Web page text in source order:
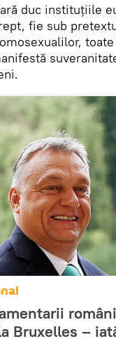
duc instituțiile
fie sub
Bruxelles –